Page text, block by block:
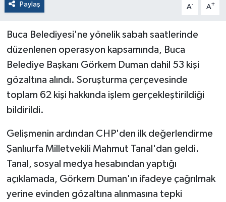
Paylaş A- A+
Buca Belediyesi'ne yönelik sabah saatlerinde
düzenlenen operasyon kapsamında, Buca
Belediye Başkanı Görkem Duman dahil 53 kişi
gözaltına alındı. Soruşturma çerçevesinde
toplam 62 kişi hakkında işlem gerçekleştirildiği
bildirildi.
Gelişmenin ardından CHP'den ilk değerlendirme
Şanlıurfa Milletvekili Mahmut Tanal'dan geldi.
Tanal, sosyal medya hesabından yaptığı
açıklamada, Görkem Duman'ın ifadeye çağrılmak
yerine evinden gözaltına alınmasına tepki